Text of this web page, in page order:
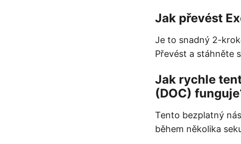
Jak převést
Je to snadný 2-
Převést a stáhněte
Jak rychle
(DOC)
Tento bezplatný
během několika